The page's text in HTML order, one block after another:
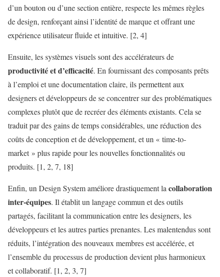
d’un bouton ou d’une section entière, respecte les mêmes règles
de design, renforçant ainsi l’identité de marque et offrant une
expérience utilisateur fluide et intuitive. [2, 4]
Ensuite, les systèmes visuels sont des accélérateurs de
productivité et d’efficacité. En fournissant des composants prêts
à l’emploi et une documentation claire, ils permettent aux
designers et développeurs de se concentrer sur des problématiques
complexes plutôt que de recréer des éléments existants. Cela se
traduit par des gains de temps considérables, une réduction des
coûts de conception et de développement, et un « time-to-
market » plus rapide pour les nouvelles fonctionnalités ou
produits. [1, 2, 7, 18]
Enfin, un Design System améliore drastiquement lacollaboration
inter-équipes. Il établit un langage commun et des outils
partagés, facilitant la communication entre les designers, les
développeurs et les autres parties prenantes. Les malentendus sont
réduits, l’intégration des nouveaux membres est accélérée, et
l’ensemble du processus de production devient plus harmonieux
et collaboratif. [1, 2, 3, 7]